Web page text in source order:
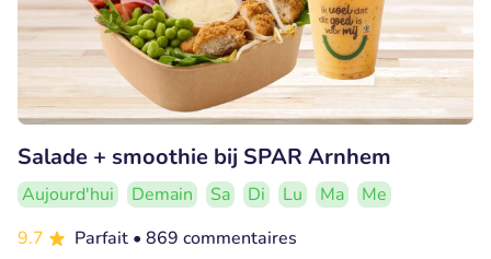
Salade + smoothie bij SPAR Arnhem
Aujourd'hui Demain Sa Di Lu Ma
Me
9.7
Parfait • 869 commentaires